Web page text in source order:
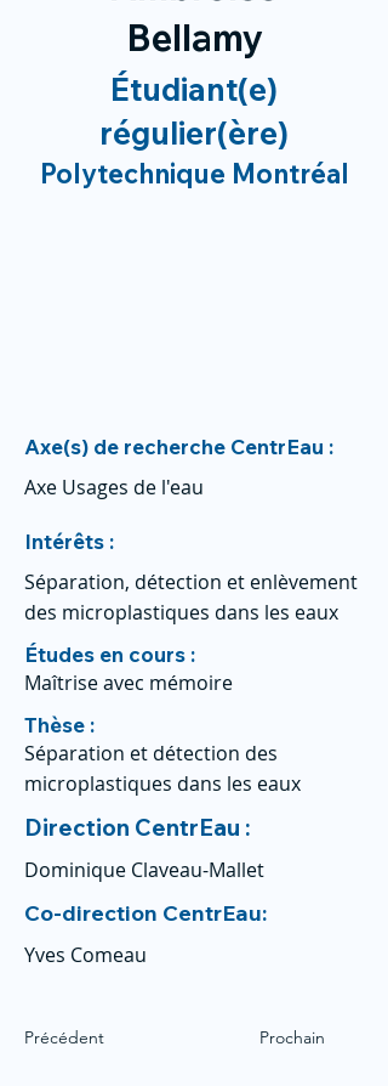
Bellamy
Étudiant(e)
régulier(ère)
Polytechnique Montréal
Axe(s) de recherche CentrEau :
Axe Usages de l'eau
Intérêts :
Séparation, détection et enlèvement
des microplastiques dans les eaux
Études en cours :
Maîtrise avec mémoire
Thèse :
Séparation et détection des
microplastiques dans les eaux
Direction CentrEau :
Dominique Claveau-Mallet
Co-direction CentrEau:
Yves Comeau
Précédent Prochain